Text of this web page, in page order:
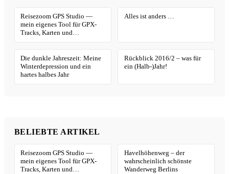
Reisezoom GPS Studio —
mein eigenes Tool für GPX-
Tracks, Karten und
Alles ist anders …
Die dunkle Jahreszeit: Meine
Winterdepression und ein
hartes halbes Jahr
Rückblick 2016/2 – was für
ein (Halb-)Jahr!
BELIEBTE ARTIKEL
Reisezoom GPS Studio —
mein eigenes Tool für GPX-
Tracks, Karten und
Havelhöhenweg – der
wahrscheinlich schönste
Wanderweg Berlins